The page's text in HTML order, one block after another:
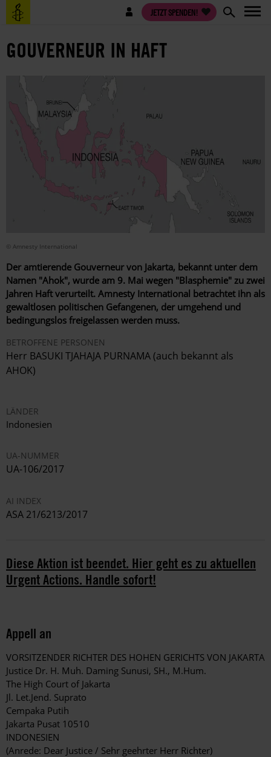
Direkt
zum
Benutzermenü JETZT SPENDEN!
GOUVERNEUR IN HAFT
© Amnesty International
Der amtierende Gouverneur von Jakarta, bekannt unter dem
Namen "Ahok", wurde am 9. Mai wegen "Blasphemie" zu zwei
Jahren Haft verurteilt. Amnesty International betrachtet ihn als
gewaltlosen politischen Gefangenen, der umgehend und
bedingungslos freigelassen werden muss.
BETROFFENE PERSONEN
Herr BASUKI TJAHAJA PURNAMA (auch bekannt als
AHOK)
LÄNDER
Indonesien
UA-NUMMER
UA-106/2017
AI INDEX
ASA 21/6213/2017
Diese Aktion ist beendet. Hier geht es zu aktuellen
Urgent Actions. Handle sofort!
Appell an
VORSITZENDER RICHTER DES HOHEN GERICHTS VON JAKARTA
Justice Dr. H. Muh. Daming Sunusi, SH., M.Hum.
The High Court of Jakarta
Jl. Let.Jend. Suprato
Cempaka Putih
Jakarta Pusat 10510
INDONESIEN
(Anrede: Dear Justice / Sehr geehrter Herr Richter)